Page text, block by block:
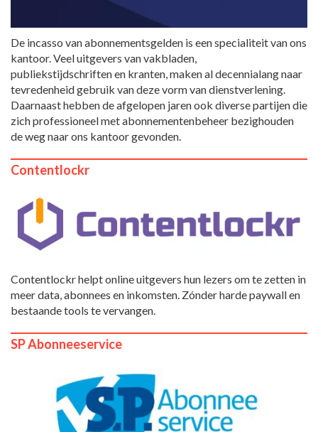
De incasso van abonnementsgelden is een specialiteit van ons
kantoor. Veel uitgevers van vakbladen,
publiekstijdschriften en kranten, maken al decennialang naar
tevredenheid gebruik van deze vorm van dienstverlening.
Daarnaast hebben de afgelopen jaren ook diverse partijen die
zich professioneel met abonnementenbeheer bezighouden
de weg naar ons kantoor gevonden.
Contentlockr
Contentlockr helpt online uitgevers hun lezers om te zetten in
meer data, abonnees en inkomsten. Zónder harde paywall en
bestaande tools te vervangen.
SP Abonneeservice